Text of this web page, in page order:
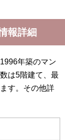
報詳細
年築のマン
は5階建て、最
す。その他詳